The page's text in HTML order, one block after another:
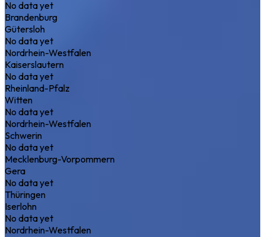
No data yet
Brandenburg
Gütersloh
No data yet
Nordrhein-Westfalen
Kaiserslautern
No data yet
Rheinland-Pfalz
Witten
No data yet
Nordrhein-Westfalen
Schwerin
No data yet
Mecklenburg-Vorpommern
Gera
No data yet
Thüringen
Iserlohn
No data yet
Nordrhein-Westfalen